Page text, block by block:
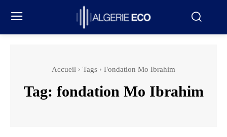
Accueil Tags Fondation Mo Ibrahim
Tag: fondation Mo Ibrahim